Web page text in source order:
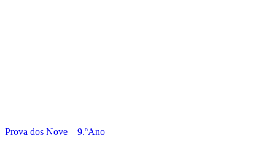
Prova dos Nove – 9.ºAno